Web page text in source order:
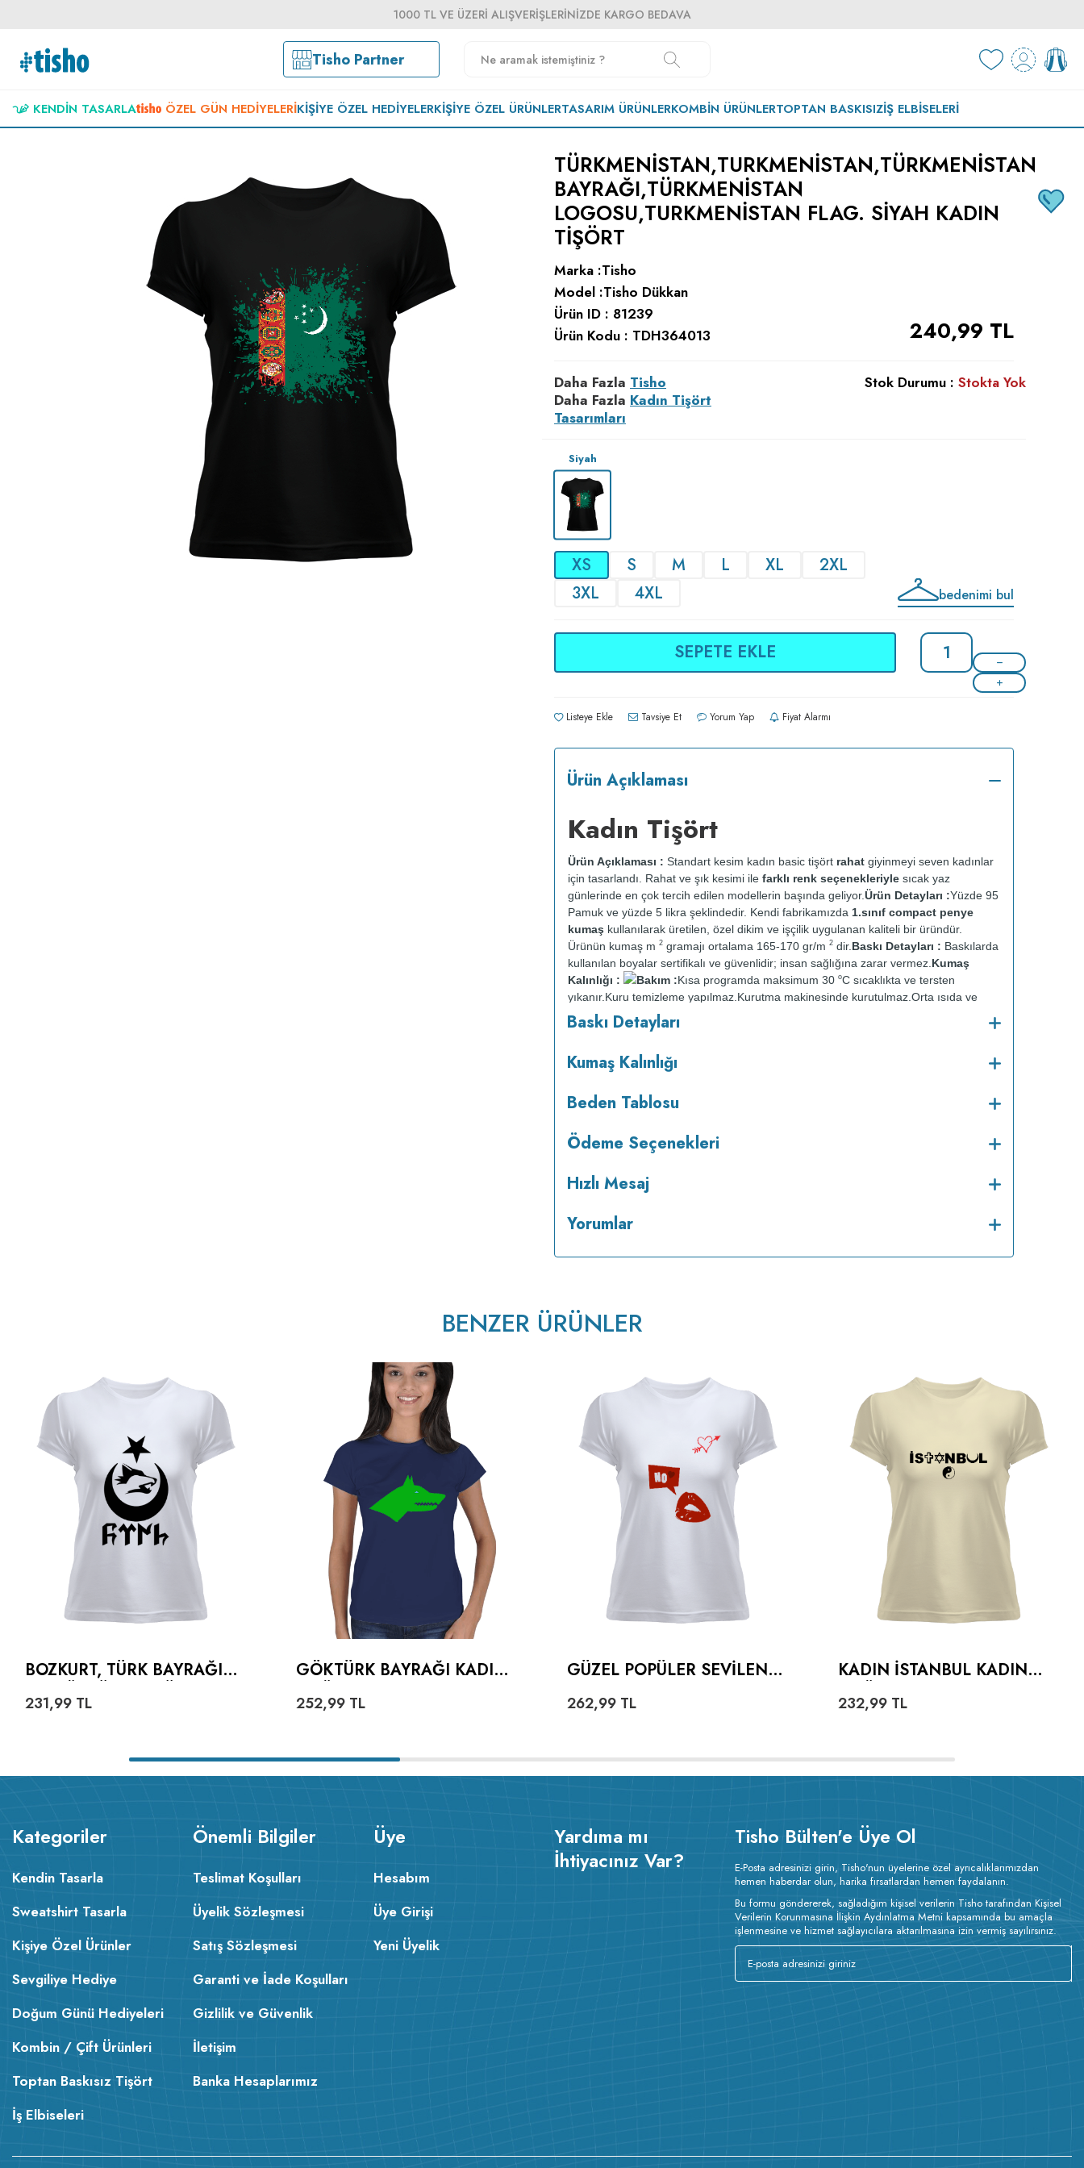
1000 TL VE ÜZERI ALIŞVERIŞLERINIZDE KARGO BEDAVA
Tisho Partner
KENDIN TASARLA ÖZEL GÜN HEDIYELERIKIŞIYE ÖZEL HEDIYELERKIŞIYE ÖZEL ÜRÜNLERTASARIM ÜRÜNLERKOMBIN ÜRÜNLERTOPTAN BASKISIZİŞ ELBISELERI
TÜRKMENISTAN,TURKMENISTAN,TÜRKMENISTAN
BAYRAĞI,TÜRKMENISTAN
LOGOSU,TURKMENISTAN FLAG. SIYAH KADIN
TIŞÖRT
Marka :Tisho
Model :Tisho Dükkan
Ürün ID : 81239
Ürün Kodu : TDH364013 240,99 TL
Daha Fazla Tisho
Daha Fazla Kadın Tişört
Tasarımları
Stok Durumu : Stokta Yok
Siyah
XS S M L XL
2XL
3XL
4XL bedenimi bul
SEPETE EKLE
Listeye Ekle Tavsiye Et Yorum Yap Fiyat Alarmı
Ürün Açıklaması
Kadın Tişört
Ürün Açıklaması : Standart kesim kadın basic tişört rahat giyinmeyi seven kadınlar
için tasarlandı. Rahat ve şık kesimi ile farklı renk seçenekleriyle sıcak yaz
günlerinde en çok tercih edilen modellerin başında geliyor.Ürün Detayları :Yüzde 95
Pamuk ve yüzde 5 likra şeklindedir. Kendi fabrikamızda 1.sınıf compact penye
kumaş kullanılarak üretilen, özel dikim ve işçilik uygulanan kaliteli bir üründür.
Ürünün kumaş m 2 gramajı ortalama 165-170 gr/m 2 dir. Baskı Detayları : Baskılarda
kullanılan boyalar sertifikalı ve güvenlidir; insan sağlığına zarar vermez. Kumaş
Kalınlığı :
Bakım :Kısa programda maksimum 30 oC sıcaklıkta ve tersten
yıkanır. Kuru temizleme yapılmaz. Kurutma makinesinde kurutulmaz. Orta ısıda ve
tersten ütülenir.
Baskı Detayları
Kumaş Kalınlığı
Beden Tablosu
Ödeme Seçenekleri
Hızlı Mesaj
Yorumlar
BENZER ÜRÜNLER
BOZKURT, TÜRK BAYRAĞI
YAZILI KADIN TIŞÖRT
231,99 TL
GÖKTÜRK BAYRAĞI KADIN
252,99 TL
GÜZEL POPÜLER SEVILEN
TIŞÖRT
262,99 TL
KADIN İSTANBUL KADIN
232,99 TL
Kategoriler
Kendin Tasarla
Sweatshirt Tasarla
Kişiye Özel Ürünler
Sevgiliye Hediye
Doğum Günü Hediyeleri
Kombin / Çift Ürünleri
Toptan Baskısız Tişört
İş Elbiseleri
Önemli Bilgiler
Teslimat Koşulları
Üyelik Sözleşmesi
Satış Sözleşmesi
Garanti ve İade Koşulları
Gizlilik ve Güvenlik
İletişim
Banka Hesaplarımız
Üye
Hesabım
Üye Girişi
Yeni Üyelik
Yardıma mı
İhtiyacınız Var?
Tisho Bülten'e Üye Ol
E-Posta adresinizi girin, Tisho'nun üyelerine özel ayrıcalıklarımızdan
hemen haberdar olun, harika fırsatlardan hemen faydalanın.
Bu formu göndererek, sağladığım kişisel verilerin Tisho tarafından Kişisel
Verilerin Korunmasına İlişkin Aydınlatma Metni kapsamında bu amaçla
işlenmesine ve hizmet sağlayıcılara aktarılmasına izin vermiş sayılırsınız.